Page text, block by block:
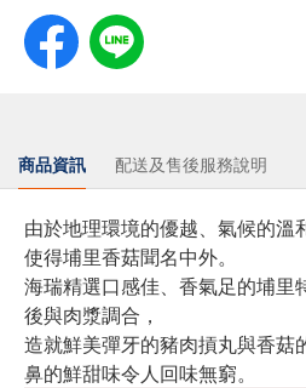
商品資訊 配送及售後服務說明
由於地理環境的優越、氣候的溫
使得埔里香菇聞名中外。
海瑞精選口感佳、香氣足的埔里
後與肉漿調合，
造就鮮美彈牙的豬肉摃丸與香菇
鼻的鮮甜味令人回味無窮。